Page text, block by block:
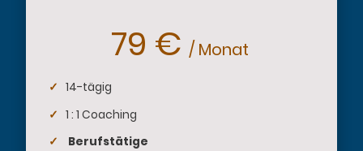
79 € / Monat
✓ 14-tägig
✓ 1 : 1 Coaching
✓
Berufstätige